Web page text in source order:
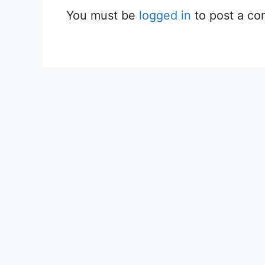
You must be logged in to post a